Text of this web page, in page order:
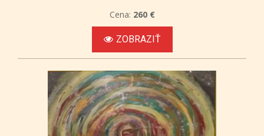
Cena: 260 €
ZOBRAZIŤ